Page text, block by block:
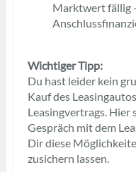
Marktwert fällig
Wichtiger Tipp:
Du hast leider kein
Kauf des
Leasingvertrags. Hier
Gespräch mit dem
Dir diese
zusichern lassen.